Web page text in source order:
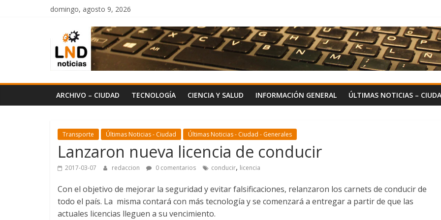
domingo, agosto 9, 2026
LND
Noticias
ARCHIVO – CIUDAD TECNOLOGÍA CIENCIA Y SALUD INFORMACIÓN GENERAL ÚLTIMAS NOTICIAS –
Transporte Últimas Noticias - Ciudad Últimas Noticias - Ciudad - Generales
Lanzaron nueva licencia de conducir
2017-03-07 redaccion 0 comentarios conducir, licencia
Con el objetivo de mejorar la seguridad y evitar falsificaciones, relanzaron los carnets de conducir de
todo el país. La misma contará con más tecnología y se comenzará a entregar a partir de que las
actuales licencias lleguen a su vencimiento.